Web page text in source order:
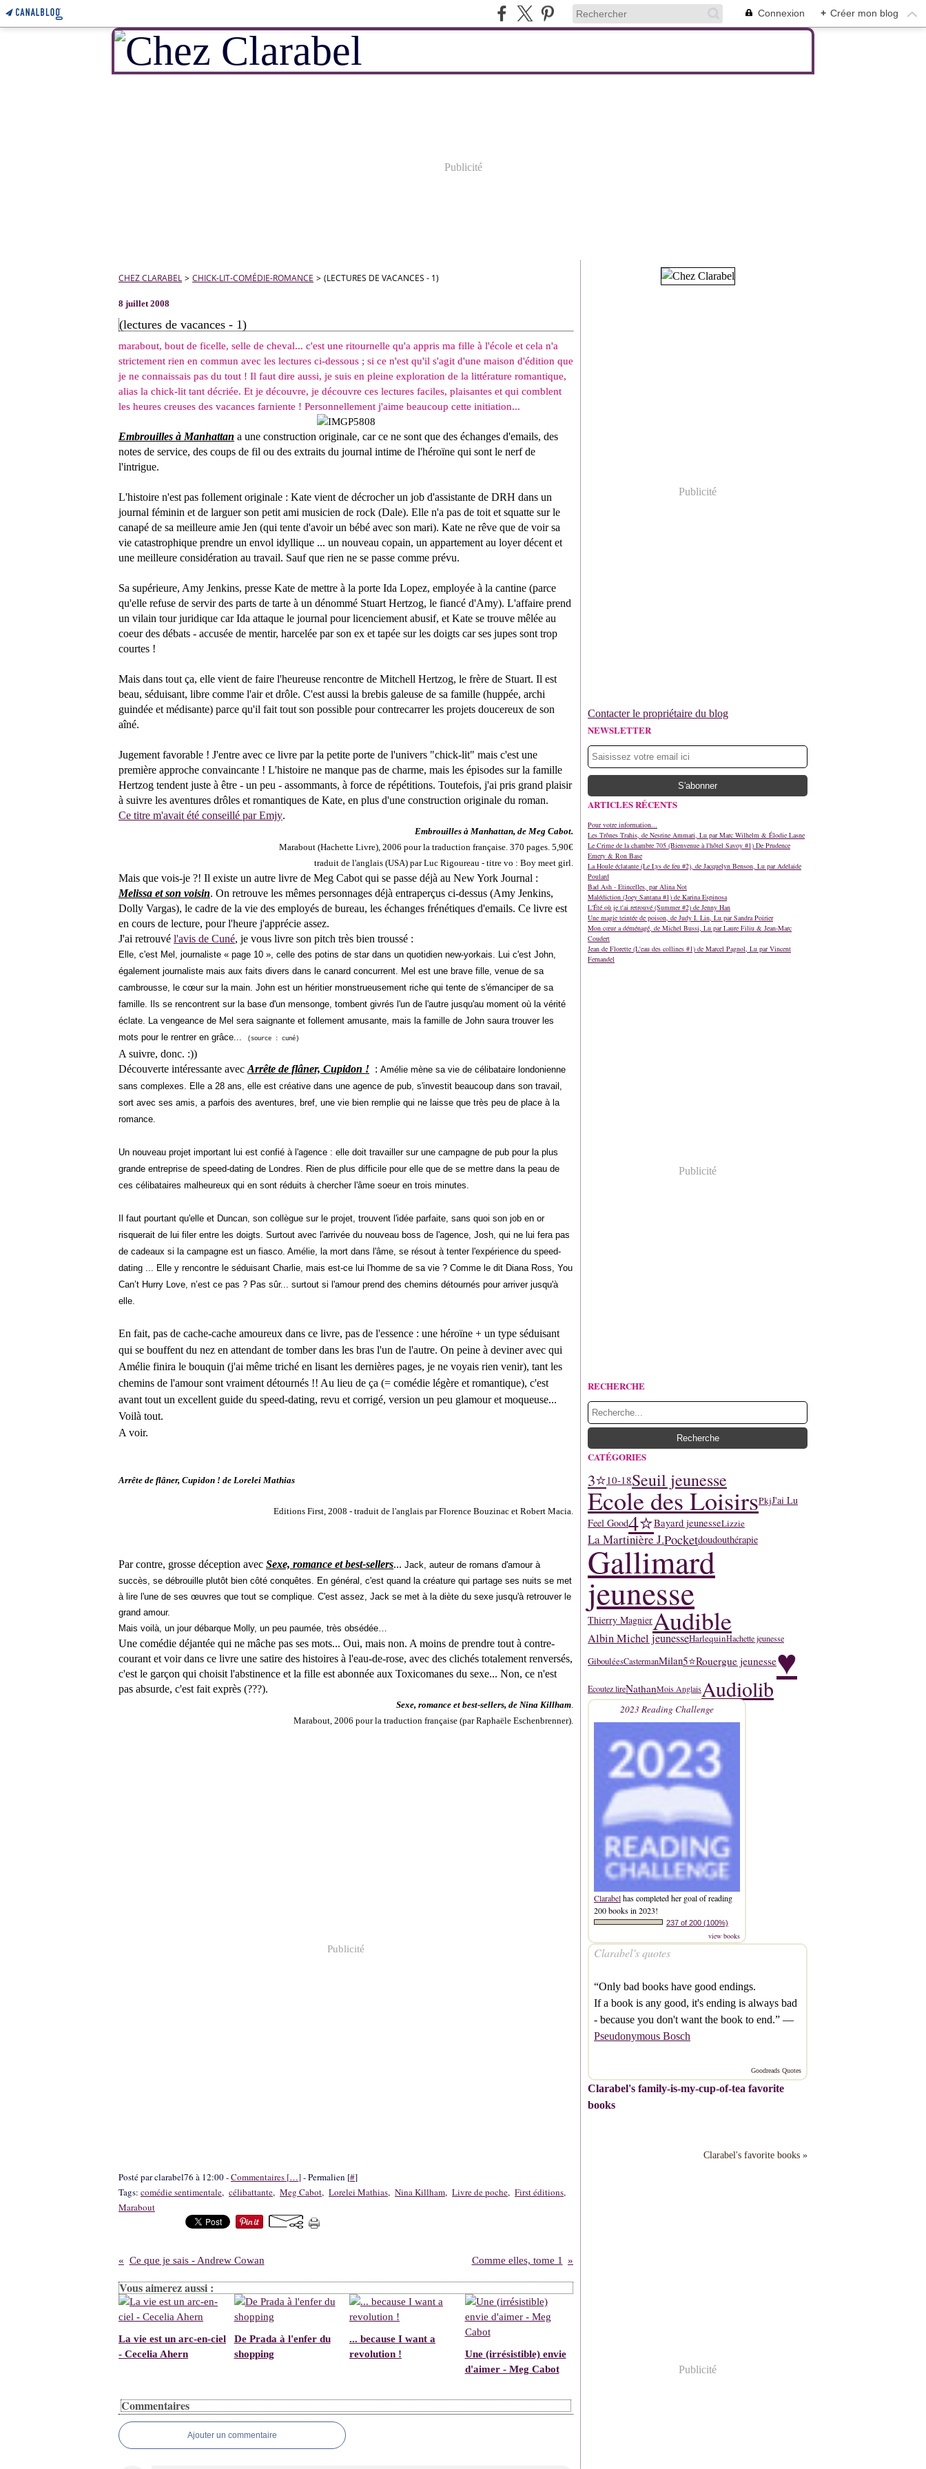
Connexion + Créer mon blog
Publicité
CHEZ CLARABEL > CHICK-LIT-COMÉDIE-ROMANCE > (LECTURES DE VACANCES - 1)
8 juillet 2008
(lectures de vacances - 1)
marabout, bout de ficelle, selle de cheval... c'est une ritournelle qu'a appris ma fille à l'école et cela n'a
strictement rien en commun avec les lectures ci-dessous ; si ce n'est qu'il s'agit d'une maison d'édition que
je ne connaissais pas du tout ! Il faut dire aussi, je suis en pleine exploration de la littérature romantique,
alias la chick-lit tant décriée. Et je découvre, je découvre ces lectures faciles, plaisantes et qui comblent
les heures creuses des vacances farniente ! Personnellement j'aime beaucoup cette initiation...
Embrouilles à Manhattan a une construction originale, car ce ne sont que des échanges d'emails, des
notes de service, des coups de fil ou des extraits du journal intime de l'héroïne qui sont le nerf de
l'intrigue.
L'histoire n'est pas follement originale : Kate vient de décrocher un job d'assistante de DRH dans un
journal féminin et de larguer son petit ami musicien de rock (Dale). Elle n'a pas de toit et squatte sur le
canapé de sa meilleure amie Jen (qui tente d'avoir un bébé avec son mari). Kate ne rêve que de voir sa
vie catastrophique prendre un envol idyllique ... un nouveau copain, un appartement au loyer décent et
une meilleure considération au travail. Sauf que rien ne se passe comme prévu.
Sa supérieure, Amy Jenkins, presse Kate de mettre à la porte Ida Lopez, employée à la cantine (parce
qu'elle refuse de servir des parts de tarte à un dénommé Stuart Hertzog, le fiancé d'Amy). L'affaire prend
un vilain tour juridique car Ida attaque le journal pour licenciement abusif, et Kate se trouve mêlée au
coeur des débats - accusée de mentir, harcelée par son ex et tapée sur les doigts car ses jupes sont trop
courtes !
Mais dans tout ça, elle vient de faire l'heureuse rencontre de Mitchell Hertzog, le frère de Stuart. Il est
beau, séduisant, libre comme l'air et drôle. C'est aussi la brebis galeuse de sa famille (huppée, archi
guindée et médisante) parce qu'il fait tout son possible pour contrecarrer les projets doucereux de son
aîné.
Jugement favorable ! J'entre avec ce livre par la petite porte de l'univers "chick-lit" mais c'est une
première approche convaincante ! L'histoire ne manque pas de charme, mais les épisodes sur la famille
Hertzog tendent juste à être - un peu - assommants, à force de répétitions. Toutefois, j'ai pris grand plaisir
à suivre les aventures drôles et romantiques de Kate, en plus d'une construction originale du roman.
Ce titre m'avait été conseillé par Emjy.
Embrouilles à Manhattan, de Meg Cabot.
Marabout (Hachette Livre), 2006 pour la traduction française. 370 pages. 5,90€
traduit de l'anglais (USA) par Luc Rigoureau - titre vo : Boy meet girl.
Mais que vois-je ?! Il existe un autre livre de Meg Cabot qui se passe déjà au New York Journal :
Melissa et son voisin. On retrouve les mêmes personnages déjà entraperçus ci-dessus (Amy Jenkins,
Dolly Vargas), le cadre de la vie des employés de bureau, les échanges frénétiques d'emails. Ce livre est
en cours de lecture, pour l'heure j'apprécie assez.
J'ai retrouvé l'avis de Cuné, je vous livre son pitch très bien troussé :
Elle, c'est Mel, journaliste « page 10 », celle des potins de star dans un quotidien new-yorkais. Lui c'est John,
également journaliste mais aux faits divers dans le canard concurrent. Mel est une brave fille, venue de sa
cambrousse, le cœur sur la main. John est un héritier monstrueusement riche qui tente de s'émanciper de sa
famille. Ils se rencontrent sur la base d'un mensonge, tombent givrés l'un de l'autre jusqu'au moment où la vérité
éclate. La vengeance de Mel sera saignante et follement amusante, mais la famille de John saura trouver les
mots pour le rentrer en grâce...
(source : cuné)
A suivre, donc. :))
Découverte intéressante avec Arrête de flâner, Cupidon ! : Amélie mène sa vie de célibataire londonienne
sans complexes. Elle a 28 ans, elle est créative dans une agence de pub, s'investit beaucoup dans son travail,
sort avec ses amis, a parfois des aventures, bref, une vie bien remplie qui ne laisse que très peu de place à la
romance.
Un nouveau projet important lui est confié à l'agence : elle doit travailler sur une campagne de pub pour la plus
grande entreprise de speed-dating de Londres. Rien de plus difficile pour elle que de se mettre dans la peau de
ces célibataires malheureux qui en sont réduits à chercher l'âme soeur en trois minutes.
Il faut pourtant qu'elle et Duncan, son collègue sur le projet, trouvent l'idée parfaite, sans quoi son job en or
risquerait de lui filer entre les doigts. Surtout avec l'arrivée du nouveau boss de l'agence, Josh, qui ne lui fera pas
de cadeaux si la campagne est un fiasco. Amélie, la mort dans l'âme, se résout à tenter l'expérience du speed-
dating ... Elle y rencontre le séduisant Charlie, mais est-ce lui l'homme de sa vie ? Comme le dit Diana Ross, You
Can’t Hurry Love, n’est ce pas ? Pas sûr... surtout si l'amour prend des chemins détournés pour arriver jusqu'à
elle.
En fait, pas de cache-cache amoureux dans ce livre, pas de l'essence : une héroïne + un type séduisant
qui se bouffent du nez en attendant de tomber dans les bras l'un de l'autre. On peine à deviner avec qui
Amélie finira le bouquin (j'ai même triché en lisant les dernières pages, je ne voyais rien venir), tant les
chemins de l'amour sont vraiment détournés !! Au lieu de ça (= comédie légère et romantique), c'est
avant tout un excellent guide du speed-dating, revu et corrigé, version un peu glamour et moqueuse...
Voilà tout.
A voir.
Arrête de flâner, Cupidon ! de Lorelei Mathias
Editions First, 2008 - traduit de l'anglais par Florence Bouzinac et Robert Macia.
Par contre, grosse déception avec Sexe, romance et best-sellers... Jack, auteur de romans d'amour à
succès, se débrouille plutôt bien côté conquêtes. En général, c'est quand la créature qui partage ses nuits se met
à lire l'une de ses œuvres que tout se complique. C'est assez, Jack se met à la diète du sexe jusqu'à retrouver le
grand amour.
Mais voilà, un jour débarque Molly, un peu paumée, très obsédée…
Une comédie déjantée qui ne mâche pas ses mots... Oui, mais non. A moins de prendre tout à contre-
courant et voir dans ce livre une satire des histoires à l'eau-de-rose, avec des clichés totalement renversés,
c'est le garçon qui choisit l'abstinence et la fille est abonnée aux Toxicomanes du sexe... Non, ce n'est
pas absurde, c'est fait exprès (???).
Sexe, romance et best-sellers, de Nina Killham.
Marabout, 2006 pour la traduction française (par Raphaële Eschenbrenner).
Publicité
Posté par clarabel76 à 12:00 -Commentaires […]- Permalien [#]
Tags: comédie sentimentale, célibattante, Meg Cabot, Lorelei Mathias, Nina Killham, Livre de poche, First éditions,
Marabout
Ce que je sais - Andrew Cowan Comme elles, tome 1
Vous aimerez aussi :
La vie est un arc-en-ciel
- Cecelia Ahern
De Prada à l'enfer du
shopping
... because I want a
revolution !
Une (irrésistible) envie
d'aimer - Meg Cabot
Commentaires
Ajouter un commentaire
Publicité
Contacter le propriétaire du blog
NEWSLETTER
ARTICLES RÉCENTS
Pour votre information...
Les Trônes Trahis, de Nesrine Ammari, Lu par Marc Wilhelm & Élodie Lasne
Le Crime de la chambre 705 (Bienvenue à l'hôtel Savoy #1) De Prudence
Emery & Ron Base
La Houle éclatante (Le Lys de feu #2), de Jacquelyn Benson, Lu par Adelaide
Poulard
Bad Ash - Etincelles, par Alina Not
Malédiction (Joey Santana #1) de Karina Espinosa
L'Été où je t'ai retrouvé (Summer #2) de Jenny Han
Une magie teintée de poison, de Judy I. Lin, Lu par Sandra Poirier
Mon cœur a déménagé, de Michel Bussi, Lu par Laure Filiu & Jean-Marc
Coudert
Jean de Florette (L'eau des collines #1) de Marcel Pagnol, Lu par Vincent
Fernandel
Publicité
RECHERCHE
CATÉGORIES
3⭐10-18Seuil jeunesse
Ecole des LoisirsPkjJ'ai Lu
Feel Good4⭐Bayard jeunesseLizzie
La Martinière J.Pocketdoudouthérapie
Gallimard
jeunesse
Thierry MagnierAudible
Albin Michel jeunesseHarlequinHachette jeunesse
GibouléesCastermanMilan5⭐Rouergue jeunesse♥
Ecoutez lireNathanMois AnglaisAudiolib
2023 Reading Challenge
Clarabelhas completed her goal of reading
200 books in 2023!
237 of 200 (100%)
view books
Clarabel’s quotes
“Only bad books have good endings.
If a book is any good, it's ending is always bad
- because you don't want the book to end.” —
Pseudonymous Bosch
Goodreads Quotes
Clarabel's family-is-my-cup-of-tea favorite
books
Clarabel's favorite books »
Publicité